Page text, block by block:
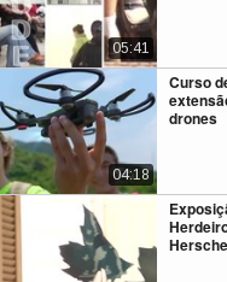
05:41
Curso
drones
04:18